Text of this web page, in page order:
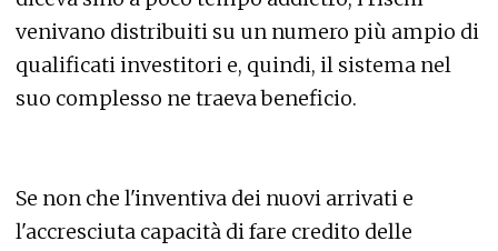
venivano distribuiti su un numero più ampio di
qualificati investitori e, quindi, il sistema nel
suo complesso ne traeva beneficio.
Se non che l'inventiva dei nuovi arrivati e
l'accresciuta capacità di fare credito delle